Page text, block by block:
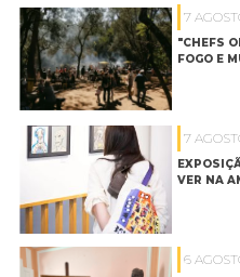
7
"CHEFS
FOGO E
7
VER NA
6